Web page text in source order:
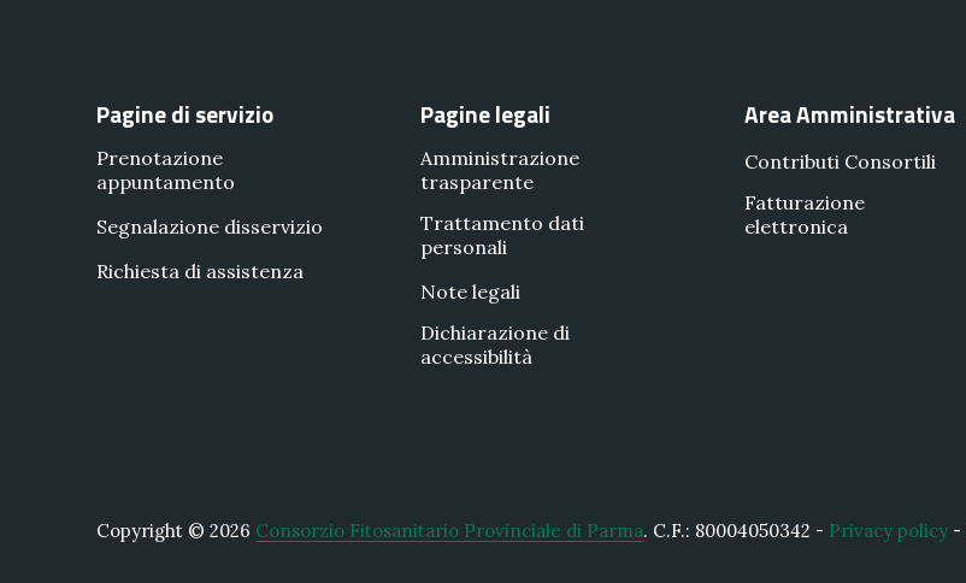
Pagine di servizio
Prenotazione
appuntamento
Segnalazione disservizio
Richiesta di assistenza
Pagine legali
Amministrazione
trasparente
Trattamento dati
personali
Note legali
Dichiarazione di
accessibilità
Area Amministrativa
Contributi Consortili
Fatturazione
elettronica
Copyright © 2026 Consorzio Fitosanitario Provinciale di Parma. C.F.: 80004050342 - Privacy policy -